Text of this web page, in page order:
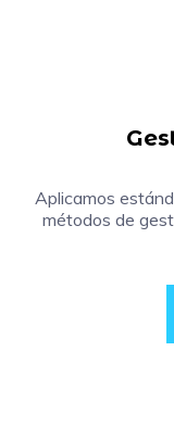
Aplicamos
métodos de